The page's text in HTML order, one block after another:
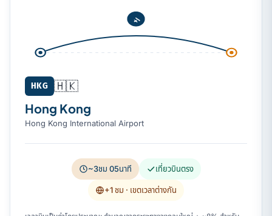
HKG 🇭🇰
Hong Kong
Hong Kong International Airport
~3ชม 05นาที เที่ยวบินตรง
+1 ชม · เขตเวลาต่างกัน